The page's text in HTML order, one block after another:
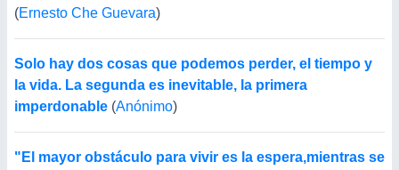
(Ernesto Che Guevara)
Solo hay dos cosas que podemos perder, el tiempo y
la vida. La segunda es inevitable, la primera
imperdonable (Anónimo)
"El mayor obstáculo para vivir es la espera,mientras se